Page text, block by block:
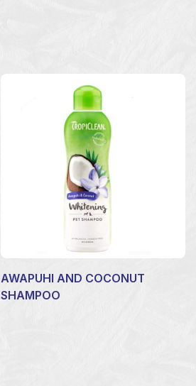
AWAPUHI AND COCONUT
SHAMPOO